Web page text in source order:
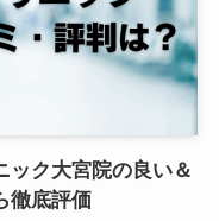
ック大宮院の良い＆
徹底評価